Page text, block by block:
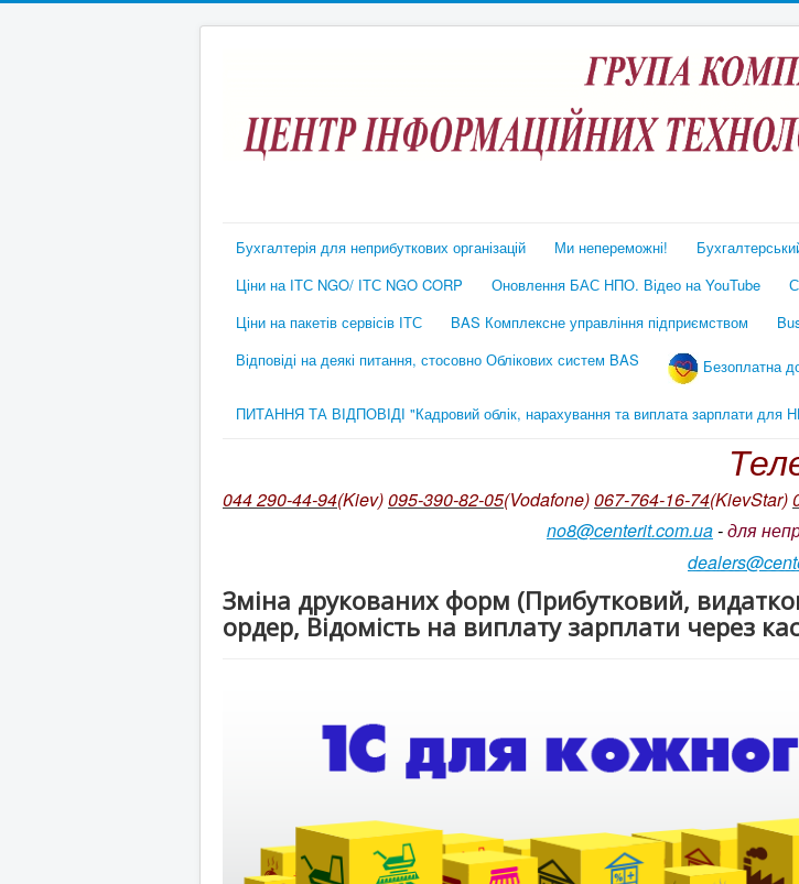
Бухгалтерія для неприбуткових організацій Ми непереможні!
Ціни на ІТС NGO/ ІТС NGO CORP
Оновлення БАС НПО. Відео на YouTube
Ціни на пакетів сервісів ІТС
BAS Комплексне управління підприємством
Відповіді на деякі питання, стосовно Облікових систем BAS
Безоплатна
ПИТАННЯ ТА ВІДПОВІДІ "Кадровий облік, нарахування та виплата зарплати для
044 290-44-94(Kiev)095-390-82-05(Vodafone)067-764-16-74(KievStar)
no8@centerit.com.ua-для
Зміна друкованих форм (Прибутковий,
ордер, Відомість на виплату зарплати через